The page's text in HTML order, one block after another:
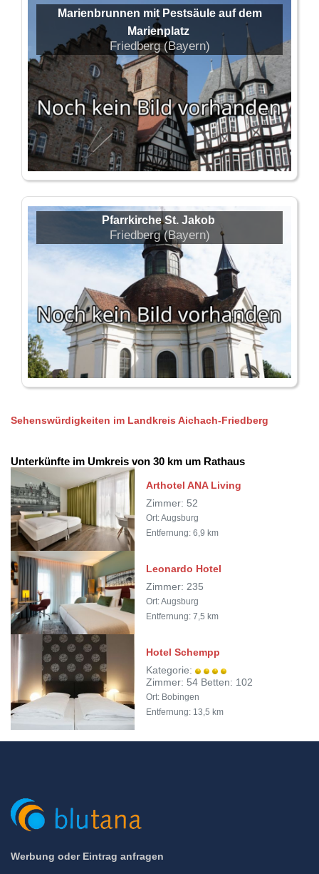
Marienbrunnen mit Pestsäule auf dem
Marienplatz
Friedberg (Bayern)
Pfarrkirche St. Jakob
Friedberg (Bayern)
Sehenswürdigkeiten im Landkreis Aichach-Friedberg
Unterkünfte im Umkreis von 30 km um Rathaus
Arthotel ANA Living
Zimmer: 52
Ort: Augsburg
Entfernung: 6,9 km
Leonardo Hotel
Zimmer: 235
Ort: Augsburg
Entfernung: 7,5 km
Hotel Schempp
Kategorie:
Zimmer: 54 Betten: 102
Ort: Bobingen
Entfernung: 13,5 km
Werbung oder Eintrag anfragen